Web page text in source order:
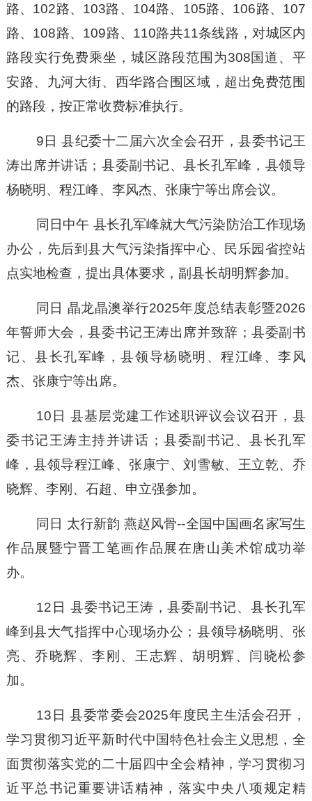
路、102路、103路、104路、105路、106路、107
路、108路、109路、110路共11条线路，对城区内
路段实行免费乘坐，城区路段范围为308国道、平
安路、九河大街、西华路合围区域，超出免费范围
的路段，按正常收费标准执行。
9日 县纪委十二届六次全会召开，县委书记王
涛出席并讲话；县委副书记、县长孔军峰，县领导
杨晓明、程江峰、李风杰、张康宁等出席会议。
同 日中午 县长孔军峰就大气污染防治工作现场
办公，先后到县大气污染指挥中心、民乐园省控站
点实地检查，提出具体要求 ， 副县长胡明辉参加。
同日 晶龙晶澳举行2025年度总结表彰暨2026
年誓师大会，县委书记王涛出席并致辞；县委副书
记、县长孔军峰，县领导杨晓明、程江峰、李风
杰、张康宁等出席。
10日 县基层党建工作述职评议会议召开，县
委书记王涛主持并讲话；县委副书记、县长孔军
峰，县领导程江峰、张康宁、刘雪敏、王立乾、乔
晓辉、李刚、石超、申立强参加。
同 日 太行新韵 燕赵风骨--全国中国画名家写生
作品展暨宁晋工笔画作品展在唐山美术馆成功举
办。
12日 县委书记王涛，县委副书记、县长孔军
峰到县大气指挥中心现场办公；县领导杨晓明、张
亮、乔晓辉、李刚、王志辉、胡明辉、闫晓松参
加。
13日 县委常委会2025年度民主生活会召开，
学习贯彻习近平新时代中国特色社会主义思想，全
面贯彻落实党的二十届四中全会精神，学习贯彻习
近平总书记重要讲话精神，落实中央八项规定精